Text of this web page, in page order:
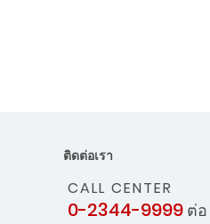
ติดต่อเรา
CALL CENTER
0-2344-9999 ต่อ